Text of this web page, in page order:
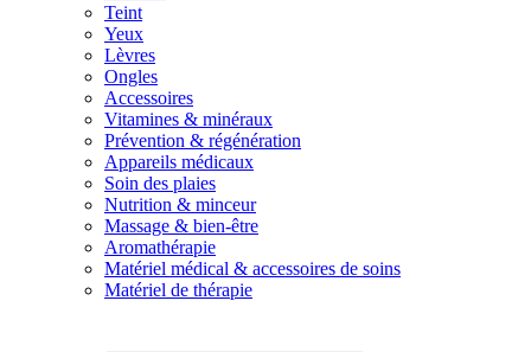
Teint
Yeux
Lèvres
Ongles
Accessoires
Vitamines & minéraux
Prévention & régénération
Appareils médicaux
Soin des plaies
Nutrition & minceur
Massage & bien-être
Aromathérapie
Matériel médical & accessoires de soins
Matériel de thérapie